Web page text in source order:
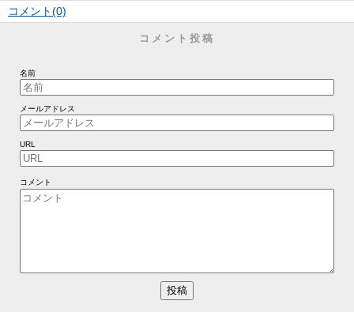
コメント(0)
コメント投稿
名前
メールアドレス
URL
コメント